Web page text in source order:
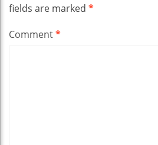
fields are marked *
Comment*